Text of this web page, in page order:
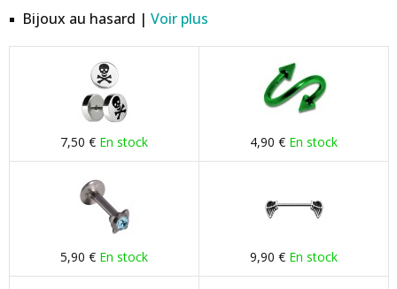
Bijoux au hasard | Voir plus
7,50 € En stock 4,90 € En stock
5,90 € En stock 9,90 € En stock